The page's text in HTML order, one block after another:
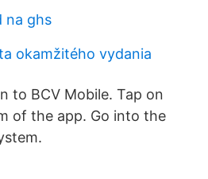
na ghs
okamžitého vydania
to BCV Mobile. Tap on
of the app. Go into the